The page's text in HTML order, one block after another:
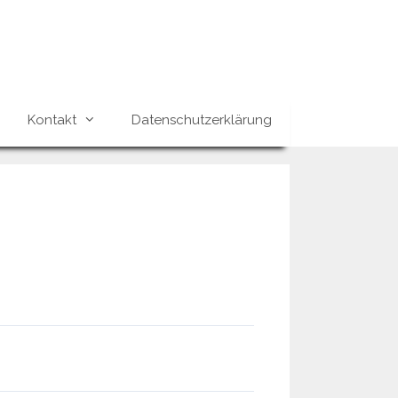
Kontakt Datenschutzerklärung